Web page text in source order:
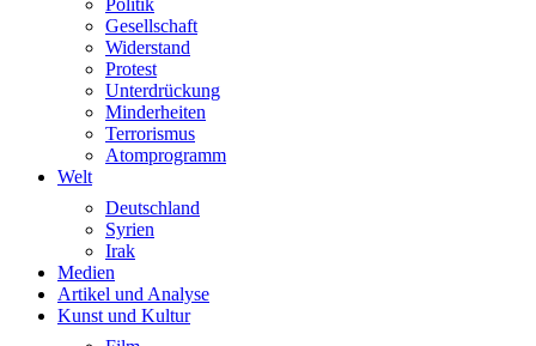
Politik
Gesellschaft
Widerstand
Protest
Unterdrückung
Minderheiten
Terrorismus
Atomprogramm
Welt
Deutschland
Syrien
Irak
Medien
Artikel und Analyse
Kunst und Kultur